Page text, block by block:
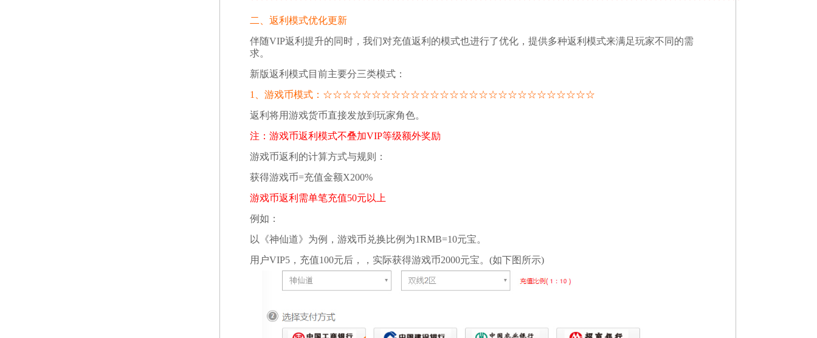
二、返利模式优化更新
伴随VIP返利提升的同时，我们对充值返利的模式也进行了优化，提供多种返利模式来满足玩家不同的需
求。
新版返利模式目前主要分三类模式：
1、游戏币模式： ☆☆☆☆☆☆☆☆☆☆☆☆☆☆☆☆☆☆☆☆☆☆☆☆☆☆☆☆
返利将用游戏货币直接发放到玩家角色。
注：游戏币返利模式不叠加VIP等级额外奖励
游戏币返利的计算方式与规则：
获得游戏币=充值金额X200%
游戏币返利需单笔充值50元以上
例如：
以《神仙道》为例，游戏币兑换比例为1RMB=10元宝。
用户VIP5，充值100元后，，实际获得游戏币2000元宝。(如下图所示)